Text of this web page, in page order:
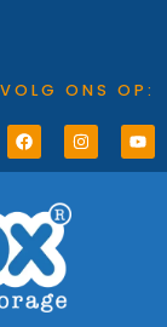
VOLG ONS OP: